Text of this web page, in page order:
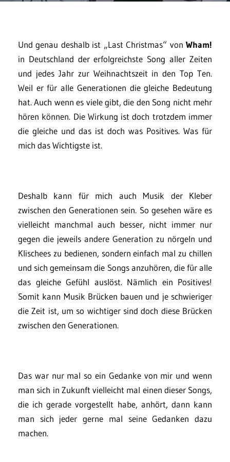
Und genau deshalb ist „Last Christmas“ von Wham!
in Deutschland der erfolgreichste Song aller Zeiten
und jedes Jahr zur Weihnachtszeit in den Top Ten.
Weil er für alle Generationen die gleiche Bedeutung
hat. Auch wenn es viele gibt, die den Song nicht mehr
hören können. Die Wirkung ist doch trotzdem immer
die gleiche und das ist doch was Positives. Was für
mich das Wichtigste ist.
Deshalb kann für mich auch Musik der Kleber
zwischen den Generationen sein. So gesehen wäre es
vielleicht manchmal auch besser, nicht immer nur
gegen die jeweils andere Generation zu nörgeln und
Klischees zu bedienen, sondern einfach mal zu chillen
und sich gemeinsam die Songs anzuhören, die für alle
das gleiche Gefühl auslöst. Nämlich ein Positives!
Somit kann Musik Brücken bauen und je schwieriger
die Zeit ist, um so wichtiger sind doch diese Brücken
zwischen den Generationen.
Das war nur mal so ein Gedanke von mir und wenn
man sich in Zukunft vielleicht mal einen dieser Songs,
die ich gerade vorgestellt habe, anhört, dann kann
man sich jeder gerne mal seine Gedanken dazu
machen.